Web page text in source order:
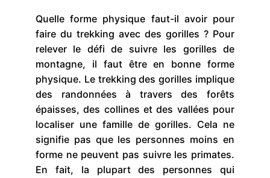
Quelle forme physique faut-il avoir pour
faire du trekking avec des gorilles ? Pour
relever le défi de suivre les gorilles de
montagne, il faut être en bonne forme
physique. Le trekking des gorilles implique
des randonnées à travers des forêts
épaisses, des collines et des vallées pour
localiser une famille de gorilles. Cela ne
signifie pas que les personnes moins en
forme ne peuvent pas suivre les primates.
En fait, la plupart des personnes qui